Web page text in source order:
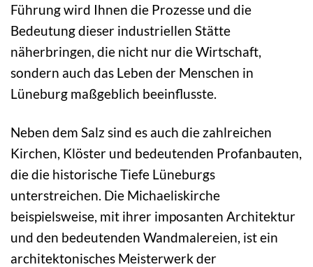
Führung wird Ihnen die Prozesse und die
Bedeutung dieser industriellen Stätte
näherbringen, die nicht nur die Wirtschaft,
sondern auch das Leben der Menschen in
Lüneburg maßgeblich beeinflusste.
Neben dem Salz sind es auch die zahlreichen
Kirchen, Klöster und bedeutenden Profanbauten,
die die historische Tiefe Lüneburgs
unterstreichen. Die Michaeliskirche
beispielsweise, mit ihrer imposanten Architektur
und den bedeutenden Wandmalereien, ist ein
architektonisches Meisterwerk der